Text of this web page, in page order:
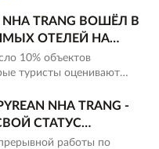
NHA TRANG ВОШЁЛ В
ОТЕЛЕЙ НА
10% объектов
туристы оценивают
Choice 2026.
NHA TRANG -
СТАТУС
ВО ВЬЕТНАМЕ К
работы по